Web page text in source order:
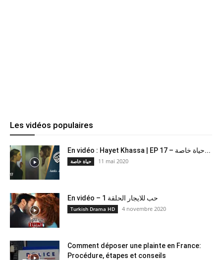
Les vidéos populaires
En vidéo : Hayet Khassa | EP 17 – حياة خاصة...
حياة خاصة 11 mai 2020
En vidéo – حب للايجار الحلقة 1
Turkish Drama HD 4 novembre 2020
Comment déposer une plainte en France:
Procédure, étapes et conseils